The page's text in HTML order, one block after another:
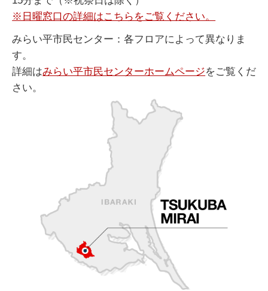
※日曜窓口の詳細はこちらをご覧ください。
みらい平市民センター：各フロアによって異なりま
す。
詳細はみらい平市民センターホームページをご覧くだ
さい。